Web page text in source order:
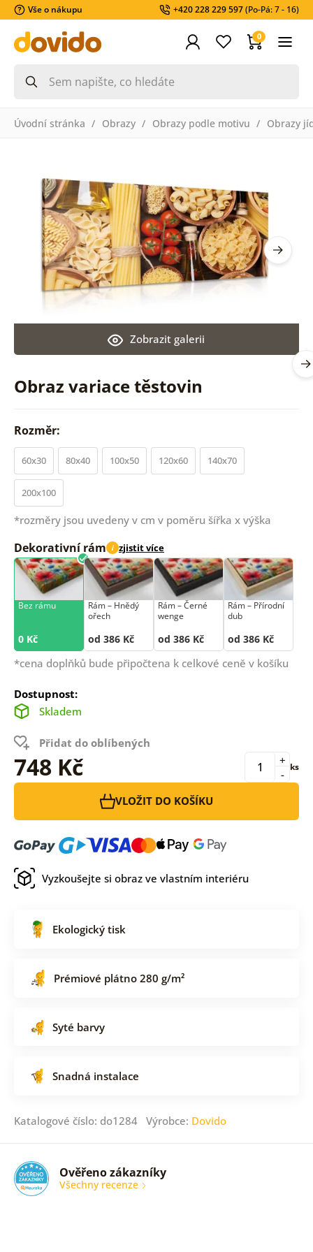
Vše o nákupu +420 228 229 597(Po-Pá: 7 - 16)
0
Úvodní stránka Obrazy Obrazy podle motivu Obrazy
Obraz variace těstovin
Zobrazit galerii
Rozměr:
60x30 80x40 100x50 120x60 140x70
200x100
*rozměry jsou uvedeny v cm v poměru šířka x výška
Dekorativní rám i zjistit více
Bez rámu
0 Kč
Rám –⁠⁠⁠⁠⁠⁠ Hnědý
ořech
od 386 Kč
Rám –⁠⁠⁠⁠⁠⁠ Černé
wenge
od 386 Kč
Rám –⁠⁠⁠⁠⁠⁠ Přírodní
dub
od 386 Kč
*cena doplňků bude připočtena k celkové ceně v košíku
Dostupnost:
Skladem
Přidat do oblíbených
748 Kč -
+ ks
VLOŽIT DO KOŠÍKU
Vyzkoušejte si obraz ve vlastním interiéru
Ekologický tisk
Prémiové plátno 280 g/m²
Syté barvy
Snadná instalace
Katalogové číslo: do1284 Výrobce: Dovido
Ověřeno zákazníky
Všechny recenze